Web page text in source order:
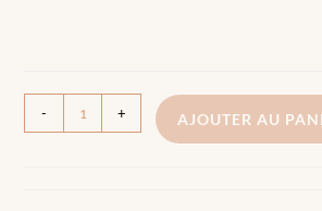
- + AJOUTER AU